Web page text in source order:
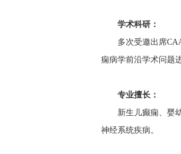
学术科研 ：
多次受邀出席
痫病学前沿学术问题
专业擅长：
新生儿癫痫、婴
神经系统疾病。